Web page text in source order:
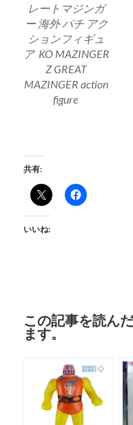
レートマジンガ
ー 海外 パチ アク
ションフィギュ
ア KO MAZINGER
Z GREAT
MAZINGER action
figure
共有:
いいね:
この記事を読ん
ます。